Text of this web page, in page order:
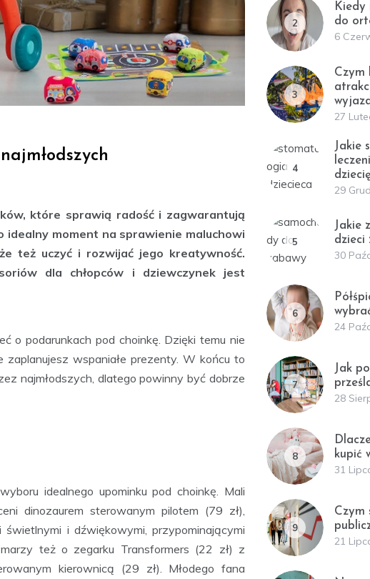
które sprawią radość i zagwarantują
idealny moment na sprawienie maluchowi
też uczyć i rozwijać jego kreatywność.
dla chłopców i dziewczynek jest
o podarunkach pod choinkę. Dzięki temu nie
wspaniałe prezenty. W końcu to
najmłodszych, dlatego powinny być dobrze
idealnego upominku pod choinkę. Mali
dinozaurem sterowanym pilotem (79 zł),
i dźwiękowymi, przypominającymi
też o zegarku Transformers (22 zł) z
kierownicą (29 zł). Młodego fana
2
Kiedy
do
6
3
Czym
27
4
Jakie
29
5
Jakie
dzieci
30
6
24
7
Jak
28
8
kupić
31
9
Czym
21